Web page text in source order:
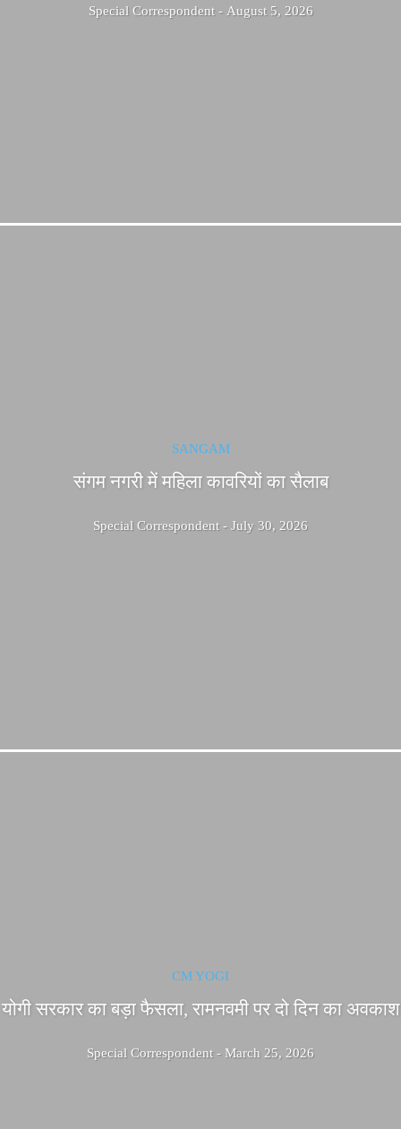
Special Correspondent - August 5, 2026
SANGAM
संगम नगरी में महिला कावरियों का सैलाब
Special Correspondent - July 30, 2026
CM YOGI
योगी सरकार का बड़ा फैसला, रामनवमी पर दो दिन का अवकाश
Special Correspondent - March 25, 2026